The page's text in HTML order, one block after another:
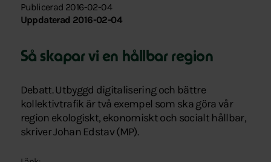
Publicerad 2016-02-04
Uppdaterad 2016-02-04
Så skapar vi en hållbar region
Debatt. Utbyggd digitalisering och bättre
kollektivtrafik är två exempel som ska göra vår
region ekologiskt, ekonomiskt och socialt hållbar,
skriver Johan Edstav (MP).